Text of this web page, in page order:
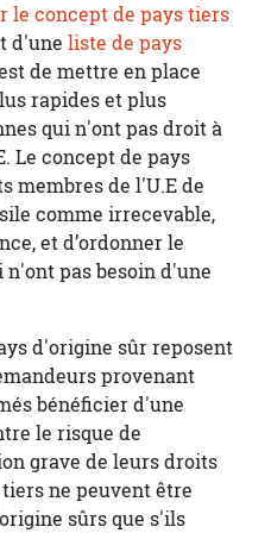
le concept de pays tiers
d'une liste de pays
de mettre en place
rapides et plus
qui n'ont pas droit à
Le concept de pays
membres de l'U.E de
comme irrecevable,
et d’ordonner le
pas besoin d'une
d'origine sûr reposent
provenant
bénéficier d'une
le risque de
grave de leurs droits
ne peuvent être
sûrs que s'ils